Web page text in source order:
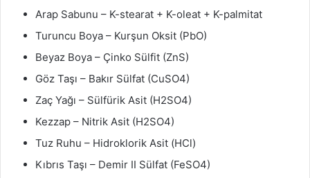
Arap Sabunu – K-stearat + K-oleat + K-palmitat
Turuncu Boya – Kurşun Oksit (PbO)
Beyaz Boya – Çinko Sülfit (ZnS)
Göz Taşı – Bakır Sülfat (CuSO4)
Zaç Yağı – Sülfürik Asit (H2SO4)
Kezzap – Nitrik Asit (H2SO4)
Tuz Ruhu – Hidroklorik Asit (HCl)
Kıbrıs Taşı – Demir II Sülfat (FeSO4)